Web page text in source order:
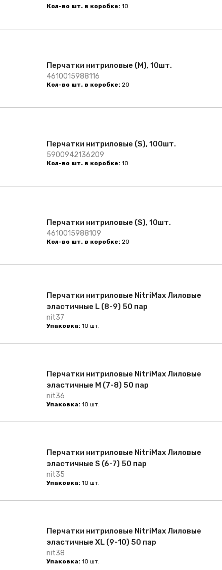
Кол-во шт. в коробке: 10
Перчатки нитриловые (M), 10шт.
4610015988116
Кол-во шт. в коробке: 20
Перчатки нитриловые (S), 100шт.
5900942136209
Кол-во шт. в коробке: 10
Перчатки нитриловые (S), 10шт.
4610015988109
Кол-во шт. в коробке: 20
Перчатки нитриловые NitriMax Лиловые
эластичные L (8-9) 50 пар
nit37
Упаковка: 10 шт.
Перчатки нитриловые NitriMax Лиловые
эластичные M (7-8) 50 пар
nit36
Упаковка: 10 шт.
Перчатки нитриловые NitriMax Лиловые
эластичные S (6-7) 50 пар
nit35
Упаковка: 10 шт.
Перчатки нитриловые NitriMax Лиловые
эластичные XL (9-10) 50 пар
nit38
Упаковка: 10 шт.